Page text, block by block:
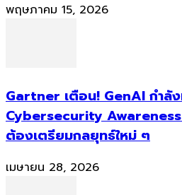
พฤษภาคม 15, 2026
Gartner เตือน! GenAI กำลั
Cybersecurity
ต้องเตรียมกลยุทธ์ใหม่ ๆ
เมษายน 28, 2026